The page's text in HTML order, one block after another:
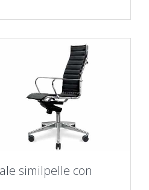
similpelle con